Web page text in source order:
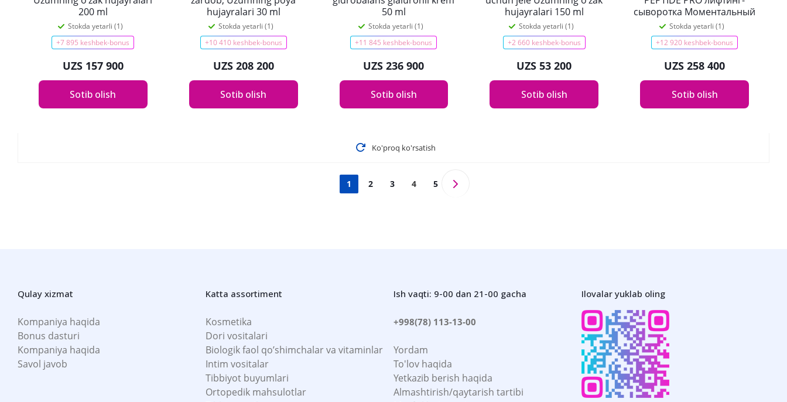
200 ml
Stokda yetarli (1)
+7 895 keshbek-bonus
UZS 157 900
Sotib olish
hujayralari 30 ml
Stokda yetarli (1)
+10 410 keshbek-bonus
UZS 208 200
Sotib olish
50 ml
Stokda yetarli (1)
+11 845 keshbek-bonus
UZS 236 900
Sotib olish
hujayralari 150 ml
Stokda yetarli (1)
+2 660 keshbek-bonus
UZS 53 200
Sotib olish
сыворотка Моментальный
эффект 40 мл
Stokda yetarli (1)
+12 920 keshbek-bonus
UZS 258 400
Sotib olish
Ko'proq ko'rsatish
1 2 3 4 5
Qulay xizmat
Kompaniya haqida
Bonus dasturi
Kompaniya haqida
Savol javob
Katta assortiment
Kosmetika
Dori vositalari
Biologik faol qo’shimchalar va vitaminlar
Intim vositalar
Tibbiyot buyumlari
Ortopedik mahsulotlar
Ish vaqti: 9-00 dan 21-00 gacha
+998(78) 113-13-00
Yordam
To'lov haqida
Yetkazib berish haqida
Almashtirish/qaytarish tartibi
Ilovalar yuklab oling